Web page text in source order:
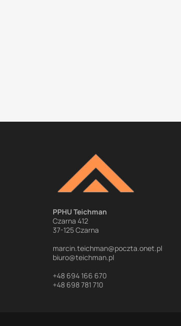
PPHU Teichman
Czarna 412
37-125 Czarna
marcin.teichman@poczta.onet.pl
biuro@teichman.pl
+48 694 166 670
+48 698 781 710